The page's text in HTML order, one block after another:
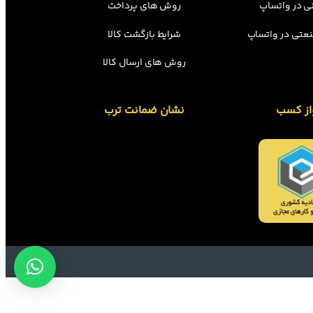
در واتساپ
در واتساپ
روش های پرداخت
شرایط بازگشت کالا
روش های ارسال کالا
کسب نشان ضمانت ترب